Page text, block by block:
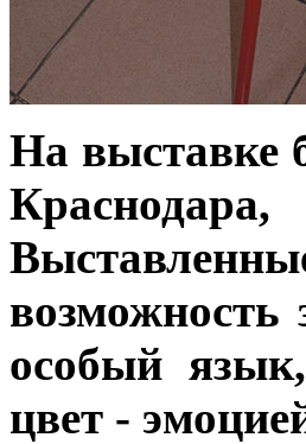
На выставке
возможность
особый
цвет -